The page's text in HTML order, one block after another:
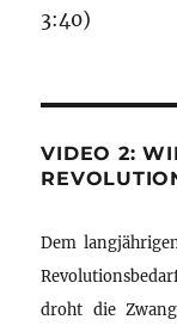
3:40)
VIDEO 2:
Dem
droht die